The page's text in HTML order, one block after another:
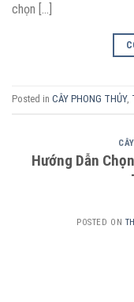
chọn […]
Posted in CÂY PHONG THỦY,
Hướng Dẫn
POSTED ON